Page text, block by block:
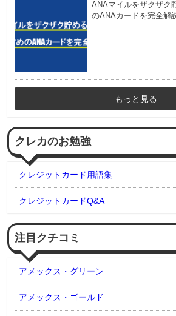
ANAマイルをザクザク
のANAカードを完全解
もっと見る
クレカのお勉強
クレジットカード用語集
クレジットカードQ&A
注目クチコミ
アメックス・グリーン
アメックス・ゴールド